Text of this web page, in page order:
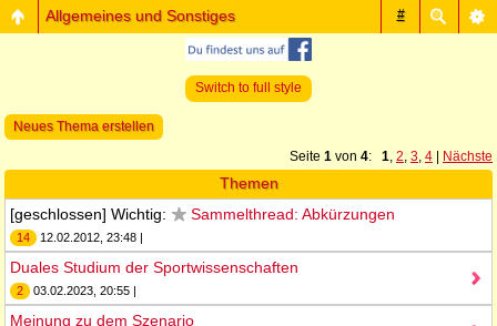
#
Allgemeines und Sonstiges
Switch to full style
Neues Thema erstellen
Seite 1 von 4: 1, 2, 3, 4 Nächste
Themen
[geschlossen] Wichtig:
Sammelthread: Abkürzungen
14 12.02.2012, 23:48 |
Duales Studium der Sportwissenschaften
2 03.02.2023, 20:55 |
Meinung zu dem Szenario